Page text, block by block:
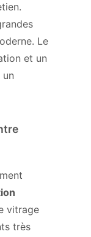
Le
et un
vitrage
très